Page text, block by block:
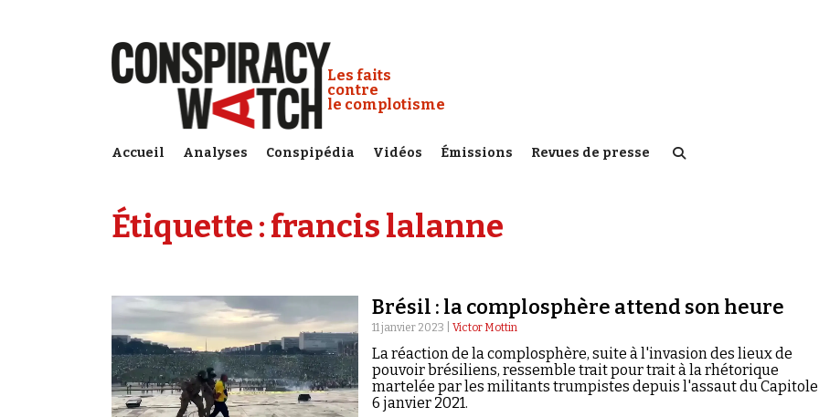
Conspiracy Watch :
Les faits
contre
le complotisme
Accueil Analyses Conspipédia Vidéos Émissions Revues de presse
Étiquette :francis lalanne
Brésil : la complosphère attend son heure
11 janvier 2023 |Victor Mottin
La réaction de la complosphère, suite à l'invasion des lieux de
pouvoir brésiliens, ressemble trait pour trait à la rhétorique
martelée par les militants trumpistes depuis l'assaut du
6 janvier 2021.